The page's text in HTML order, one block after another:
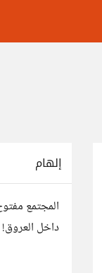
إلهام
المجتمع
داخل العروق!